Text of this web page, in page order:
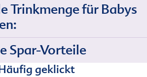
Trinkmenge für Babys
Spar-Vorteile
geklickt